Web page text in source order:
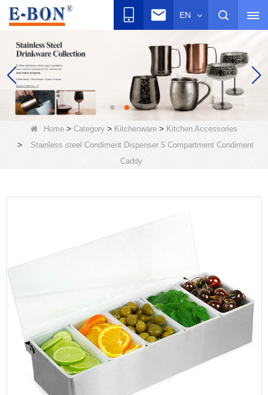
EN
Home > Category > Kitchenware > Kitchen Accessories
>
Stainless steel Condiment Dispenser 5 Compartment Condiment
Caddy